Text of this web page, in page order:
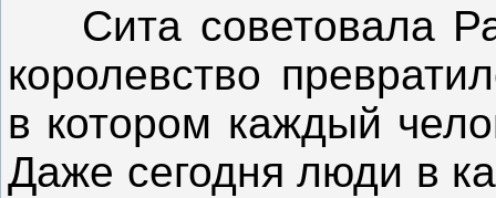
Сита советовала
королевство
в котором каждый
Даже сегодня люди в